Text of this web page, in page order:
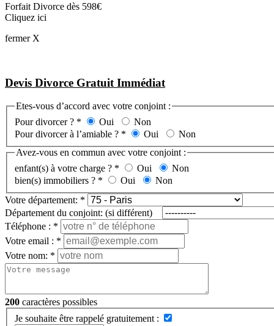
Forfait Divorce dès 598€
Cliquez ici
fermer X
Devis Divorce Gratuit Immédiat
Etes-vous d’accord avec votre conjoint :
Pour divorcer ? * Oui
Non
Pour divorcer à l’amiable ? * Oui
Non
Avez-vous en commun avec votre conjoint :
enfant(s) à votre charge ? * Oui
Non
bien(s) immobiliers ? * Oui
Non
Votre département: *
Département du conjoint: (si différent)
Téléphone : *
Votre email : *
Votre nom: *
200 caractères possibles
Je souhaite être rappelé gratuitement :